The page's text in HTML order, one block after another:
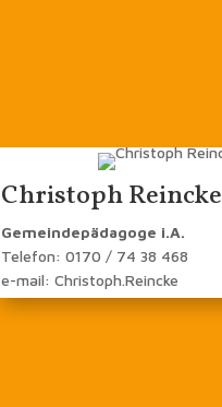
Christoph Reincke
Gemeindepädagoge i.A.
Telefon: 0170 / 74 38 468
e-mail: Christoph.Reincke